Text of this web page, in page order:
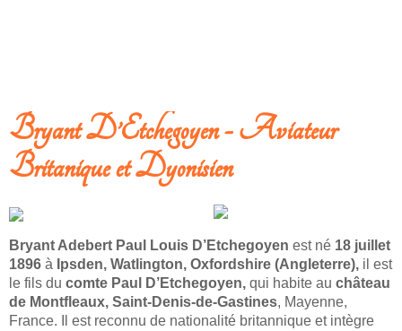
Bryant D’Etchegoyen - Aviateur
Britanique et Dyonisien
Bryant Adebert Paul Louis D’Etchegoyen est né 18 juillet
1896 à Ipsden, Watlington, Oxfordshire (Angleterre), il est
le fils du comte Paul D’Etchegoyen, qui habite au château
de Montfleaux, Saint-Denis-de-Gastines, Mayenne,
France. Il est reconnu de nationalité britannique et intègre